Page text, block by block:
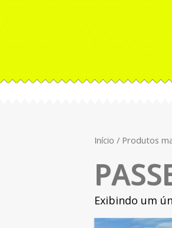
Início / Produtos
Exibindo um